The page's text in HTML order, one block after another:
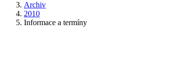
Archiv
2010
Informace a termíny